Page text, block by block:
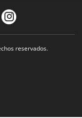
reservados.